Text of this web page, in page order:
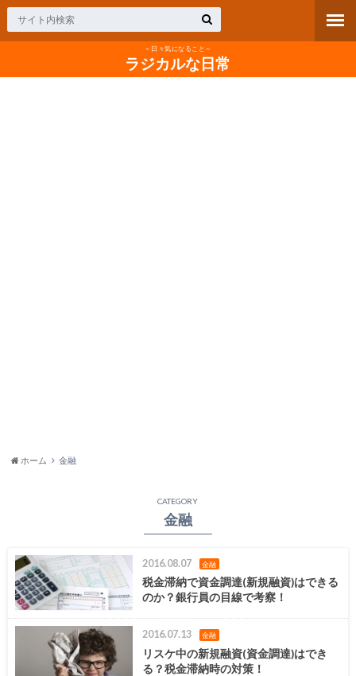
～日々気になること～
ラジカルな日常
ホーム 金融
CATEGORY
金融
2016.08.07 金融
税金滞納で資金調達(新規融資)はできる
のか？銀行員の目線で考察！
2016.07.13 金融
リスケ中の新規融資(資金調達)はでき
る？税金滞納時の対策！